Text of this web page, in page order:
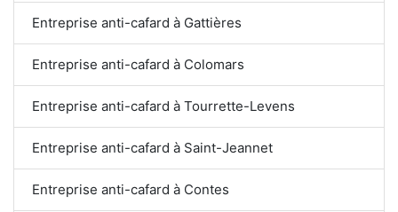
Entreprise anti-cafard à Gattières
Entreprise anti-cafard à Colomars
Entreprise anti-cafard à Tourrette-Levens
Entreprise anti-cafard à Saint-Jeannet
Entreprise anti-cafard à Contes